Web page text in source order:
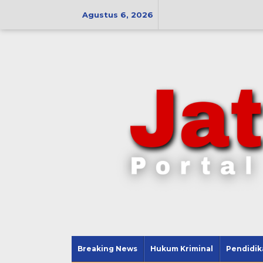
Agustus 6, 2026
Breaking News Hukum Kriminal